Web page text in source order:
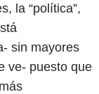
la “política”,
sin mayores
ve- puesto que